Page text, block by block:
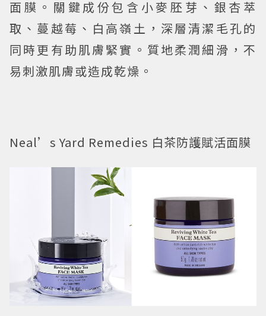
面膜。關鍵成份包含小麥胚芽、銀杏萃
取、蔓越莓、白高嶺土，深層清潔毛孔的
同時更有助肌膚緊實。質地柔潤細滑，不
易刺激肌膚或造成乾燥。
Neal’s Yard Remedies 白茶防護賦活面膜